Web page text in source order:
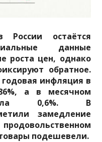
остаётся
данные
роста цен, однако
обратное.
инфляция в
а в месячном
0,6%. В
замедление
подешевели.